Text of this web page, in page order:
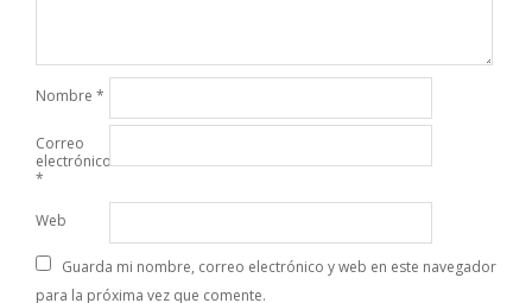
Nombre *
Correo
electrónico
*
Web
Guarda mi nombre, correo electrónico y web en este navegador
para la próxima vez que comente.